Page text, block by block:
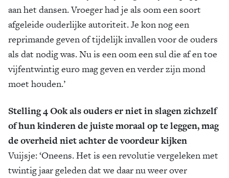
aan het dansen. Vroeger had je als oom een soort
afgeleide ouderlijke autoriteit. Je kon nog een
reprimande geven of tijdelijk invallen voor de ouders
als dat nodig was. Nu is een oom een sul die af en toe
vijfentwintig euro mag geven en verder zijn mond
moet houden.’
Stelling 4 Ook als ouders er niet in slagen zichzelf
of hun kinderen de juiste moraal op te leggen, mag
de overheid niet achter de voordeur kijken
Vuijsje: ‘Oneens. Het is een revolutie vergeleken met
twintig jaar geleden dat we daar nu weer over